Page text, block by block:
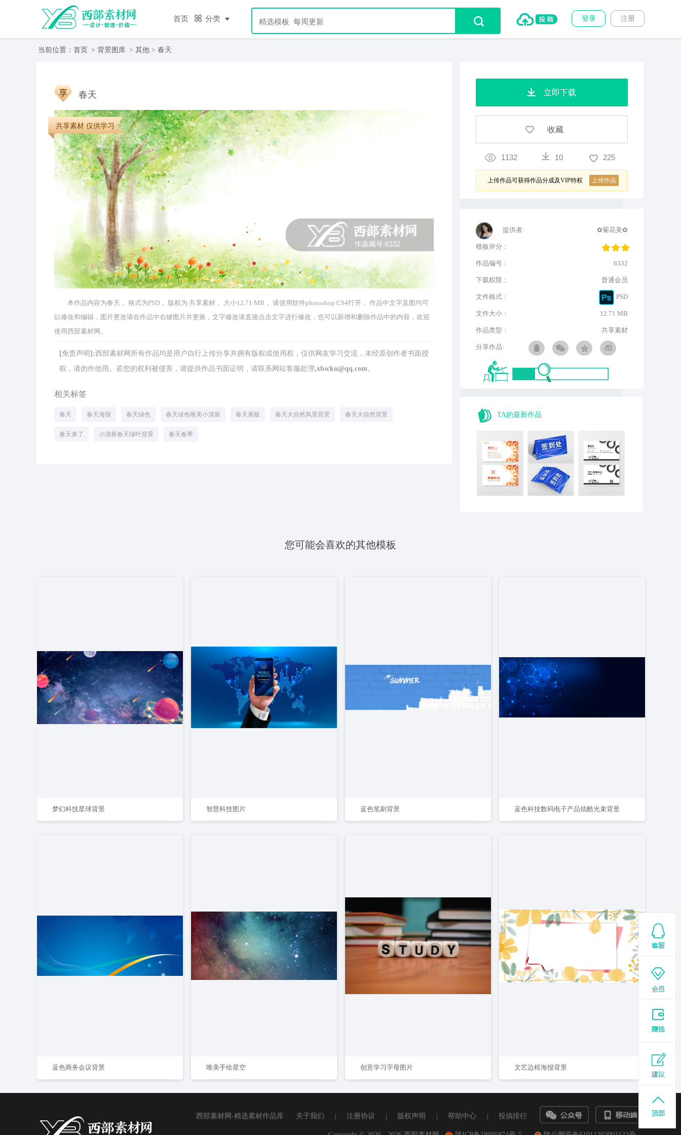
首页 分类 注册
登录
当前位置： 首页 > 背景图库 > 其他 > 春天
共享素材 仅供学习
春天
本作品内容为春天， 格式为PSD， 版权为 共享素材， 大小12.71 MB， 请使用软件photoshop CS4打开， 作品中文字及图均可
以修改和编辑，图片更改请在作品中右键图片并更换，文字修改请直接点击文字进行修改，也可以新增和删除作品中的内容，欢迎
使用西部素材网。
[免责声明]:西部素材网所有作品均是用户自行上传分享并拥有版权或使用权，仅供网友学习交流，未经原创作者书面授
权，请勿作他用。若您的权利被侵害，请提供作品书面证明，请联系网站客服处理,xbscku@qq.com。
相关标签
春天 春天海报 春天绿色 春天绿色唯美小清新 春天展板 春天大自然风景背景 春天大自然背景
春天来了 小清新春天绿叶背景 春天春季
立即下载
收藏
1132 10 225
上传作品可获得作品分成及VIP特权 上传作品
提供者: ✿菊花美✿
模板评分：
作品编号： 6332
下载权限： 普通会员
文件格式： PSD
文件大小： 12.71 MB
作品类型： 共享素材
分享作品:
TA的最新作品
您可能会喜欢的其他模板
梦幻科技星球背景 智慧科技图片 蓝色笔刷背景 蓝色科技数码电子产品炫酷光束背景
蓝色商务会议背景 唯美手绘星空 创意学习字母图片 文艺边框海报背景
西部素材网-精选素材作品库 关于我们 | 注册协议 | 版权声明 | 帮助中心 | 投搞排行